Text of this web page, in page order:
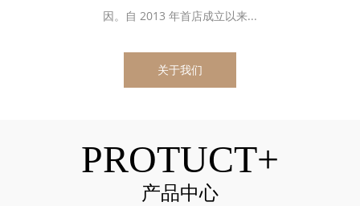
因。自 2013 年首店成立以来...
关于我们
PROTUCT+
产品中心